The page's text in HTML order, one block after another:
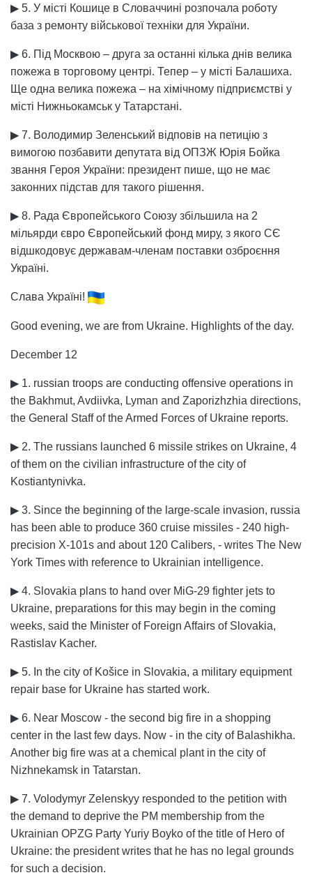
▶ 5. У місті Кошице в Словаччині розпочала роботу
база з ремонту військової техніки для України.
▶ 6. Під Москвою – друга за останні кілька днів велика
пожежа в торговому центрі. Тепер – у місті Балашиха.
Ще одна велика пожежа – на хімічному підприємстві у
місті Нижньокамськ у Татарстані.
▶ 7. Володимир Зеленський відповів на петицію з
вимогою позбавити депутата від ОПЗЖ Юрія Бойка
звання Героя України: президент пише, що не має
законних підстав для такого рішення.
▶ 8. Рада Європейського Союзу збільшила на 2
мільярди євро Європейський фонд миру, з якого СЄ
відшкодовує державам-членам поставки озброєння
Україні.
Слава Україні!
Good evening, we are from Ukraine. Highlights of the day.
December 12
▶ 1. russian troops are conducting offensive operations in
the Bakhmut, Avdiivka, Lyman and Zaporizhzhia directions,
the General Staff of the Armed Forces of Ukraine reports.
▶ 2. The russians launched 6 missile strikes on Ukraine, 4
of them on the civilian infrastructure of the city of
Kostiantynivka.
▶ 3. Since the beginning of the large-scale invasion, russia
has been able to produce 360 cruise missiles - 240 high-
precision X-101s and about 120 Calibers, - writes The New
York Times with reference to Ukrainian intelligence.
▶ 4. Slovakia plans to hand over MiG-29 fighter jets to
Ukraine, preparations for this may begin in the coming
weeks, said the Minister of Foreign Affairs of Slovakia,
Rastislav Kacher.
▶ 5. In the city of Košice in Slovakia, a military equipment
repair base for Ukraine has started work.
▶ 6. Near Moscow - the second big fire in a shopping
center in the last few days. Now - in the city of Balashikha.
Another big fire was at a chemical plant in the city of
Nizhnekamsk in Tatarstan.
▶ 7. Volodymyr Zelenskyy responded to the petition with
the demand to deprive the PM membership from the
Ukrainian OPZG Party Yuriy Boyko of the title of Hero of
Ukraine: the president writes that he has no legal grounds
for such a decision.